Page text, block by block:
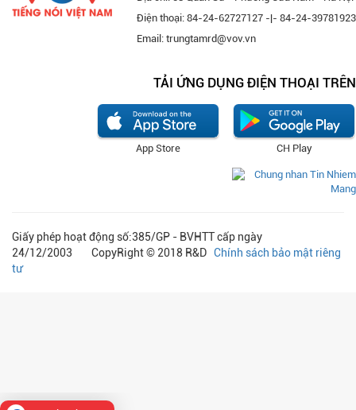
Điện thoại: 84-24-62727127 -|- 84-24-39781923
Email: trungtamrd@vov.vn
TẢI ỨNG DỤNG ĐIỆN THOẠI TRÊN
CH Play
App Store
Giấy phép hoạt động số:385/GP - BVHTT cấp ngày
24/12/2003 CopyRight © 2018 R&D Chính sách bảo mật riêng
tư